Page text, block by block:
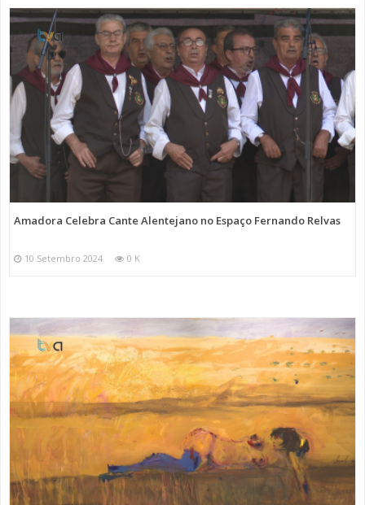
Amadora Celebra Cante Alentejano no Espaço Fernando Relvas
10 Setembro 2024 0 K